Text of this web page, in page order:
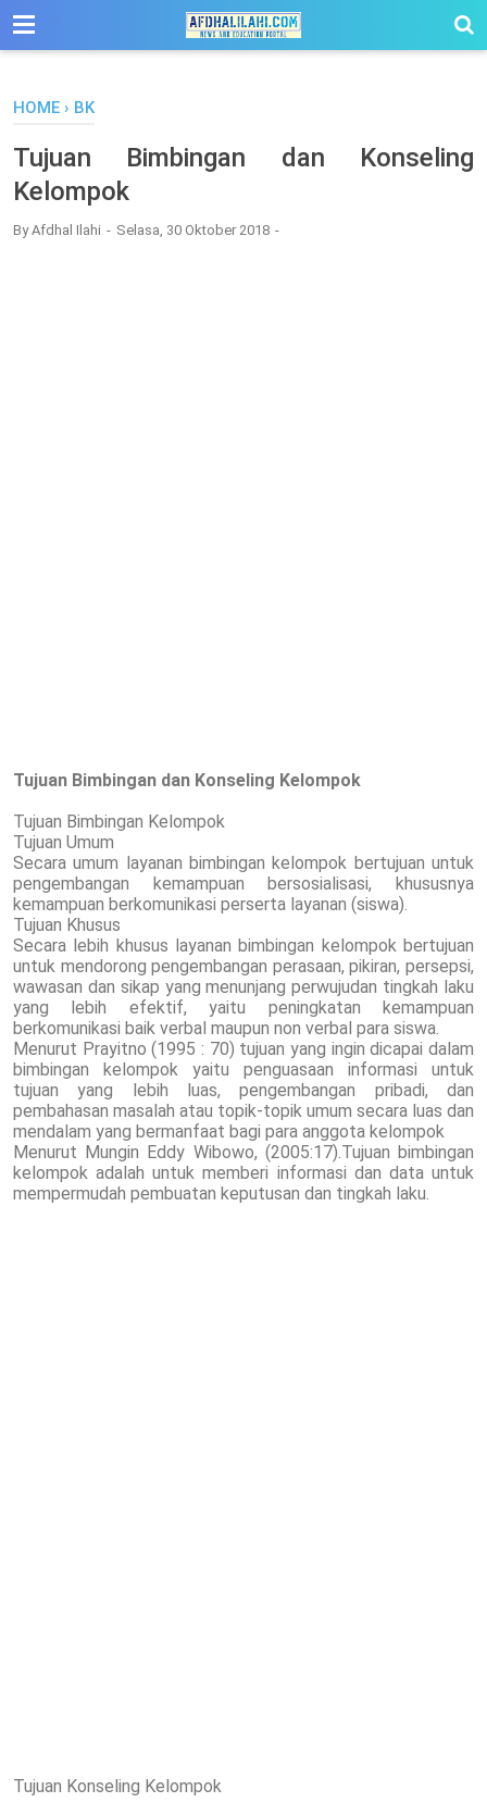
-->
HOME › BK
Tujuan Bimbingan dan Konseling
Kelompok
ByAfdhal Ilahi Selasa, 30 Oktober 2018
Tujuan Bimbingan dan Konseling Kelompok
Tujuan Bimbingan Kelompok
Tujuan Umum
Secara umum layanan bimbingan kelompok bertujuan untuk
pengembangan kemampuan bersosialisasi, khususnya
kemampuan berkomunikasi perserta layanan (siswa).
Tujuan Khusus
Secara lebih khusus layanan bimbingan kelompok bertujuan
untuk mendorong pengembangan perasaan, pikiran, persepsi,
wawasan dan sikap yang menunjang perwujudan tingkah laku
yang lebih efektif, yaitu peningkatan kemampuan
berkomunikasi baik verbal maupun non verbal para siswa.
Menurut Prayitno (1995 : 70) tujuan yang ingin dicapai dalam
bimbingan kelompok yaitu penguasaan informasi untuk
tujuan yang lebih luas, pengembangan pribadi, dan
pembahasan masalah atau topik-topik umum secara luas dan
mendalam yang bermanfaat bagi para anggota kelompok
Menurut Mungin Eddy Wibowo, (2005:17).Tujuan bimbingan
kelompok adalah untuk memberi informasi dan data untuk
mempermudah pembuatan keputusan dan tingkah laku.
Tujuan Konseling Kelompok